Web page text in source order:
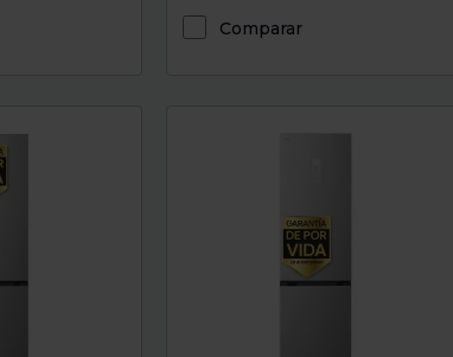
Comparar